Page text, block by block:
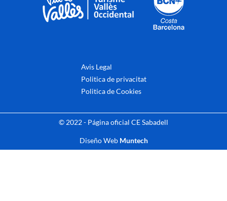
Avis Legal
Politica de privacitat
Politica de Cookies
© 2022 - Página oficial CE Sabadell
Diseño Web Muntech